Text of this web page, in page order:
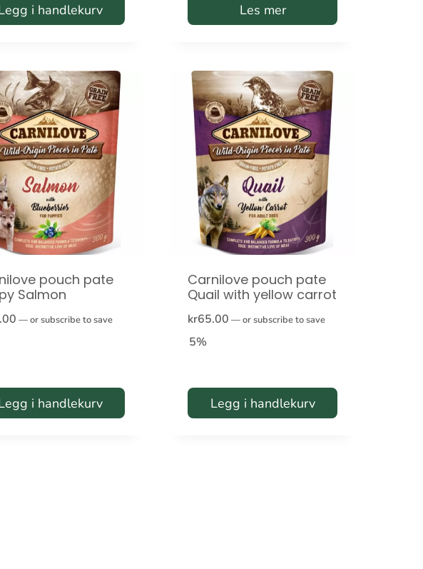
i handlekurv Les mer
pouch pate
Salmon
—or subscribe to save
i handlekurv
Carnilove pouch pate
Quail with yellow carrot
kr65.00 —or subscribe to save
5%
Legg i handlekurv